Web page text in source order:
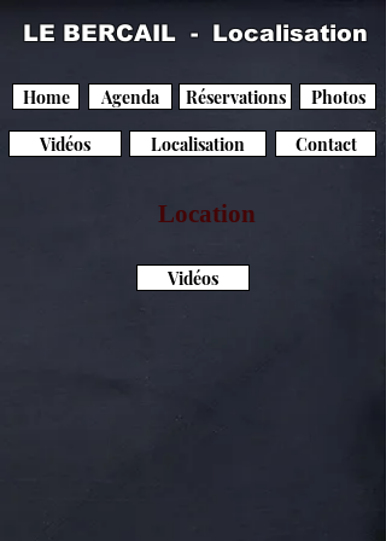
LE BERCAIL - Localisation
Home Agenda Réservations Photos
Vidéos Localisation Contact
Location
Vidéos